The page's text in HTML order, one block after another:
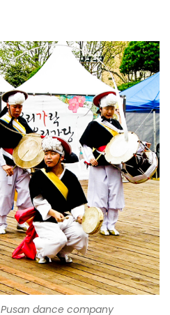
Pusan dance company